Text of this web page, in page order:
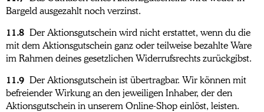
Bargeld ausgezahlt noch verzinst.
11.8 Der Aktionsgutschein wird nicht erstattet, wenn du die
mit dem Aktionsgutschein ganz oder teilweise bezahlte Ware
im Rahmen deines gesetzlichen Widerrufsrechts zurückgibst.
11.9 Der Aktionsgutschein ist übertragbar. Wir können mit
befreiender Wirkung an den jeweiligen Inhaber, der den
Aktionsgutschein in unserem Online-Shop einlöst, leisten.